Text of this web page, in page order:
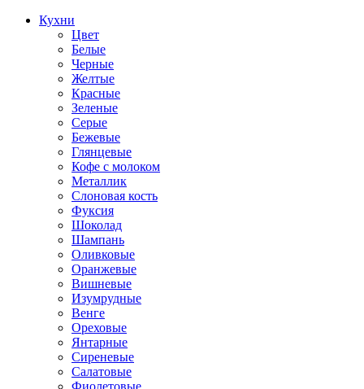
Кухни
Цвет
Белые
Черные
Желтые
Красные
Зеленые
Серые
Бежевые
Глянцевые
Кофе с молоком
Металлик
Слоновая кость
Фуксия
Шоколад
Шампань
Оливковые
Оранжевые
Вишневые
Изумрудные
Венге
Ореховые
Янтарные
Сиреневые
Салатовые
Фиолетовые